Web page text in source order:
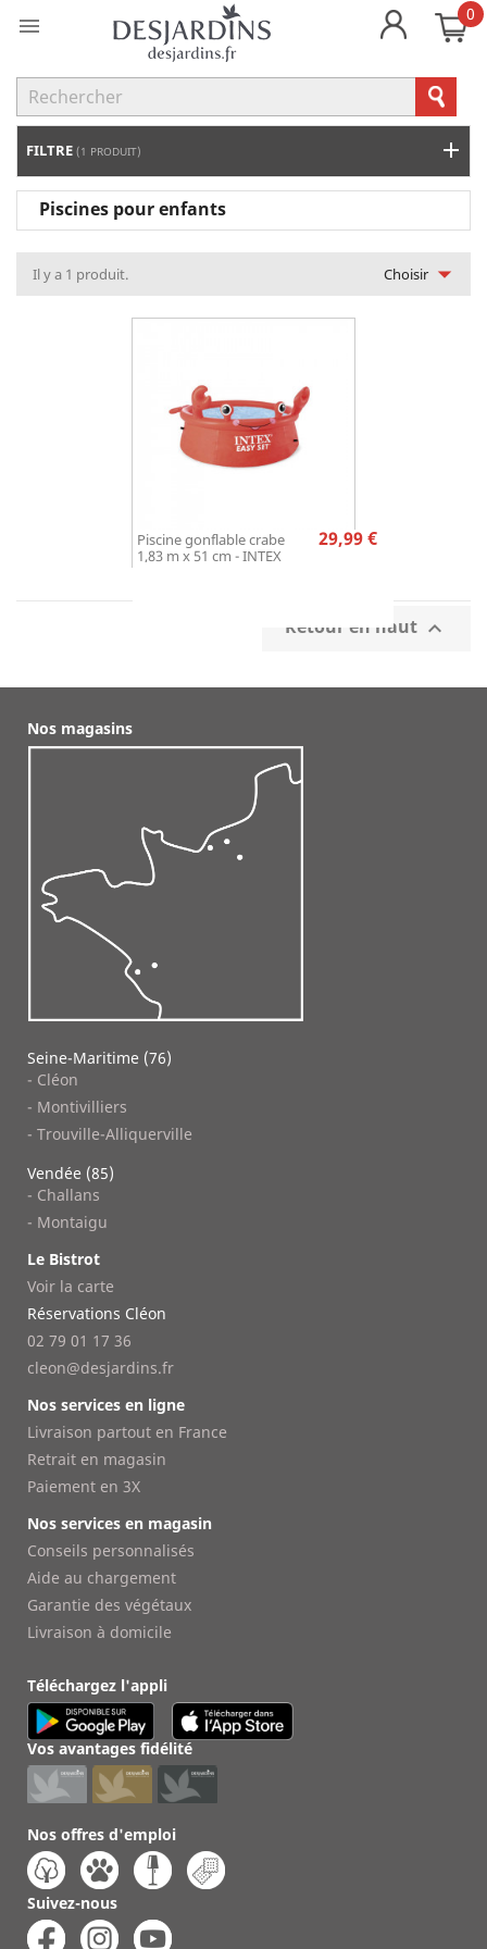
 0
FILTRE (1 PRODUIT)
Piscines pour enfants
Choisir 
Il y a 1 produit.
Piscine gonflable crabe
1,83 m x 51 cm - INTEX
Prix
29,99 €
Retour en haut 
Nos magasins
Seine-Maritime (76)
- Cléon
- Montivilliers
- Trouville-Alliquerville
Vendée (85)
- Challans
- Montaigu
Le Bistrot
Voir la carte
Réservations Cléon
02 79 01 17 36
cleon@desjardins.fr
Nos services en ligne
Livraison partout en France
Retrait en magasin
Paiement en 3X
Nos services en magasin
Conseils personnalisés
Aide au chargement
Garantie des végétaux
Livraison à domicile
Téléchargez l'appli
Vos avantages fidélité
Nos offres d'emploi
Suivez-nous